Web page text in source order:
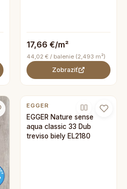
17,66 €/m²
44,02 € / balenie (2,493 m²)
Zobraziť
EGGER
EGGER Nature sense
aqua classic 33 Dub
treviso biely EL2180